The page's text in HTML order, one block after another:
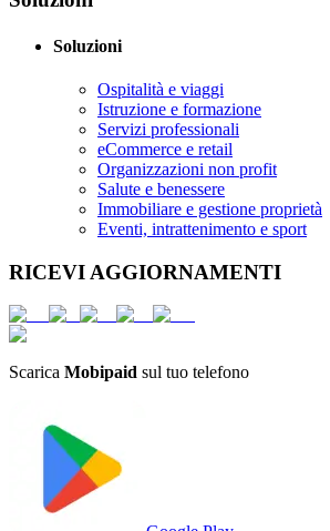
Soluzioni
Ospitalità e viaggi
Istruzione e formazione
Servizi professionali
eCommerce e retail
Organizzazioni non profit
Salute e benessere
Immobiliare e gestione proprietà
Eventi, intrattenimento e sport
RICEVI AGGIORNAMENTI
Scarica Mobipaid sul tuo telefono